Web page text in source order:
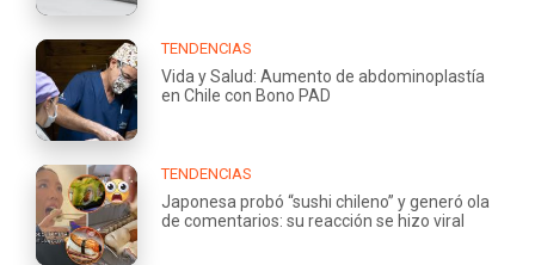
TENDENCIAS
Vida y Salud: Aumento de abdominoplastía
en Chile con Bono PAD
TENDENCIAS
Japonesa probó “sushi chileno” y generó ola
de comentarios: su reacción se hizo viral